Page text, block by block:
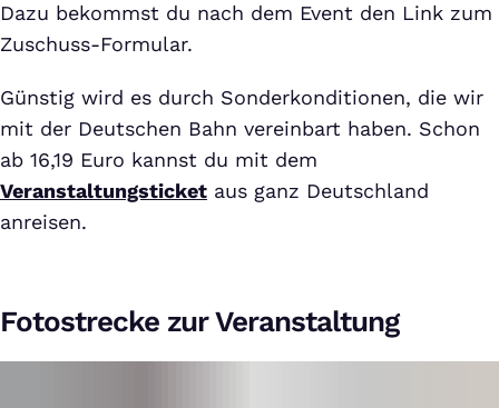
Dazu bekommst du nach dem Event den Link zum
Zuschuss-Formular.
Günstig wird es durch Sonderkonditionen, die wir
mit der Deutschen Bahn vereinbart haben. Schon
ab 16,19 Euro kannst du mit dem
Veranstaltungsticket aus ganz Deutschland
anreisen.
Fotostrecke zur Veranstaltung